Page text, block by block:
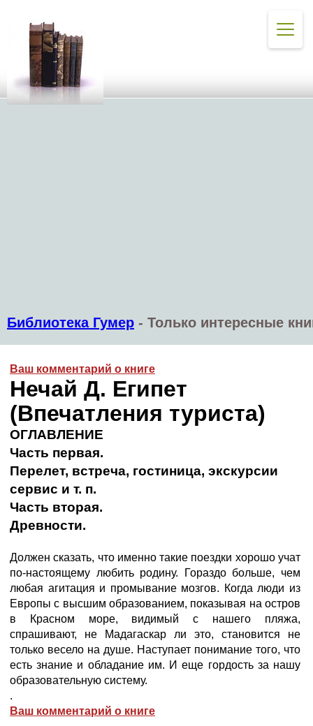
Библиотека Гумер - Только интересные
Ваш комментарий о книге
Нечай Д. Египет
(Впечатления туриста)
ОГЛАВЛЕНИЕ
Часть первая.
Перелет, встреча, гостиница, экскурсии
сервис и т. п.
Часть вторая.
Древности.
Должен сказать, что именно такие поездки хорошо учат
по-настоящему любить родину. Гораздо больше, чем
любая агитация и промывание мозгов. Когда люди из
Европы с высшим образованием, показывая на остров
в Красном море, видимый с нашего пляжа,
спрашивают, не Мадагаскар ли это, становится не
только весело на душе. Наступает понимание того, что
есть знание и обладание им. И еще гордость за нашу
образовательную систему.
.
Ваш комментарий о книге